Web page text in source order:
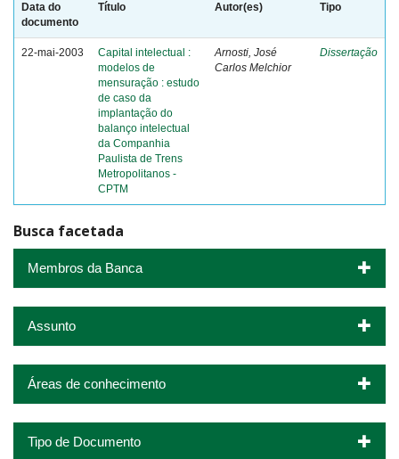
Data do
documento
Título Autor(es) Tipo
22-mai-2003
Capital intelectual :
modelos de
mensuração : estudo
de caso da
implantação do
balanço intelectual
da Companhia
Paulista de Trens
Metropolitanos -
CPTM
Arnosti, José
Carlos Melchior
Dissertação
Busca facetada
Membros da Banca
Assunto
Áreas de conhecimento
Tipo de Documento